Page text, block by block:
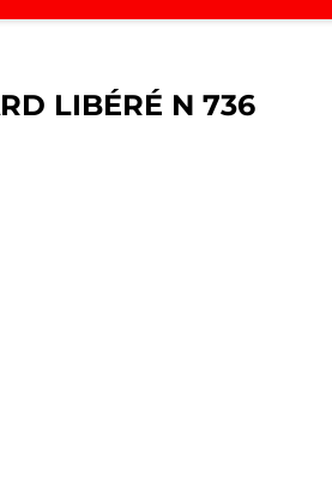
LIBÉRÉ N 736